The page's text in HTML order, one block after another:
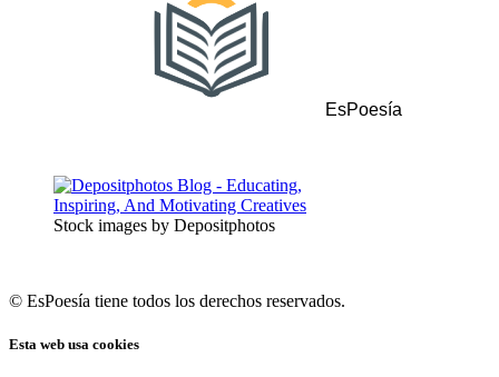
EsPoesía
Stock images by Depositphotos
© EsPoesía tiene todos los derechos reservados.
Esta web usa cookies